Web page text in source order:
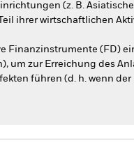
(z. B.
ihrer wirtschaftlichen
Finanzinstrumente (FD)
um zur Erreichung des
führen (d. h. wenn